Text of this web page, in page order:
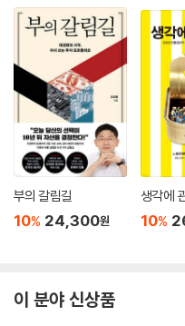
용되지 않는 부분이 많아졌다. 정
삐딱하게 봐야 하는 또 다른 이
가입한 펀드에 계속 투자할지
이나 수익률이어서는 곤란하다.
는 것은 따로 있다. 먼저, 펀드
작스럽게 변화가 발생하지 않았
나거나 줄어들 경우 문제가 발생
대로 수탁액이 급감한 경우에도
이 좋다. 펀드에서 대량 환매 사
-p.272
가 피부로 생생하게 느끼지는 못
도 변화에 따라 국내 상황도 급
주택 거품이 터지면서 미국과 영
말 그대로 남의 일일 뿐 강남이
게도 해당되는 일이라는 경각심
일순간 무섭게 바닥으로 내리꽂
심정으로 바라보기만 했지, 타
선진국의 부동산 침체를 세계 자
라, 일부 해외 시장의 운 나쁜 사
문이다.
뉴타운 분양이 시작될 무렵 이미
부의 갈림길
10% 24,300원
생각에
10%
이 분야 신상품